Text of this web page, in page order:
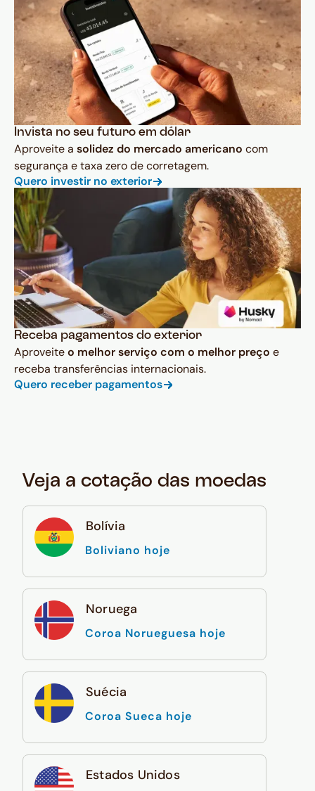
Invista no seu futuro em dólar
Aproveite a solidez do mercado americano com
segurança e taxa zero de corretagem.
Quero investir no exterior
Receba pagamentos do exterior
Aproveiteo melhor serviço com o melhor preço e
receba transferências internacionais.
Quero receber pagamentos
Veja a cotação das moedas
Bolívia
Boliviano hoje
Noruega
Coroa Norueguesa hoje
Suécia
Coroa Sueca hoje
Estados Unidos